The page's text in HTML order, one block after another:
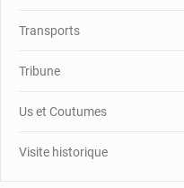
Transports
Tribune
Us et Coutumes
Visite historique